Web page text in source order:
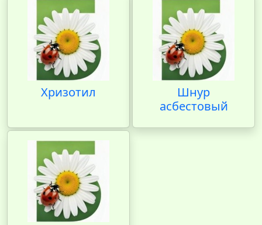
Хризотил
Шнур
асбестовый